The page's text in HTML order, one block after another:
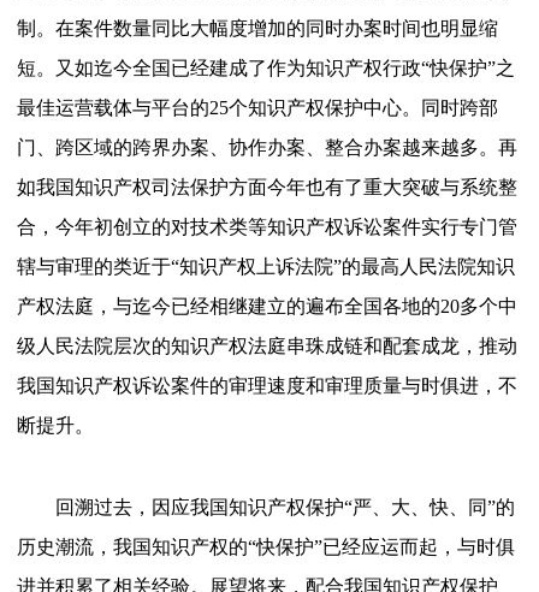
制。在案件数量同比大幅度增加的同时办案时间也明显缩
短。又如迄今全国已经建成了作为知识产权行政“快保护”之
最佳运营载体与平台的25个知识产权保护中心。同时跨部
门、跨区域的跨界办案、协作办案、整合办案越来越多。再
如我国知识产权司法保护方面今年也有了重大突破与系统整
合，今年初创立的对技术类等知识产权诉讼案件实行专门管
辖与审理的类近于“知识产权上诉法院”的最高人民法院知识
产权法庭，与迄今已经相继建立的遍布全国各地的20多个中
级人民法院层次的知识产权法庭串珠成链和配套成龙，推动
我国知识产权诉讼案件的审理速度和审理质量与时俱进，不
断提升。
回溯过去，因应我国知识产权保护“严、大、快、同”的
历史潮流，我国知识产权的“快保护”已经应运而起，与时俱
进并积累了相关经验。展望将来，配合我国知识产权保护